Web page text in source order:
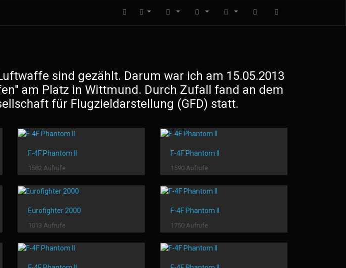
sind gezählt. Darum war ich am 15.05.2013
am Platz in Wittmund. Durch Zufall fand an dem
für Flugzieldarstellung (GFD) statt.
F-4F Phantom II
1582 Aufrufe
F-4F Phantom II
1590 Aufrufe
Eurofighter 2000
1013 Aufrufe
F-4F Phantom II
1750 Aufrufe